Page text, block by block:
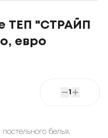
ТЕП "СТРАЙП
евро
1
белья,